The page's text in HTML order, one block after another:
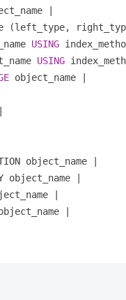
(left_type,
USING
USING
object_name
object_name
object_name